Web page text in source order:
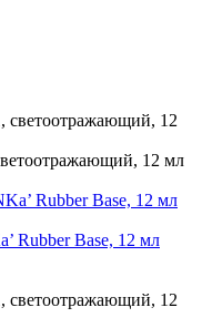
12 мл
Rubber Base, 12 мл